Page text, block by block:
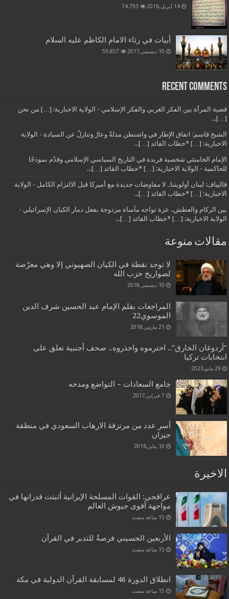
14 أبريل,2016 74,793
أبيات في رثاء الامام الكاظم عليه السلام
10 ديسمبر,2017 59,857
Recent Comments
قضية المرأة بين الفكر الغربي والفكر الإسلامي - الولاية الاخبارية: […] من نحن
[…]...
الشيخ قاسم: اتفاق الإطار في واشنطن مذلةٌ وعارٌ وتنازلٌ عن السيادة - الولاية
الاخبارية: […] *خطاب القائد […]...
الإمام الخامنئي شخصية فريدة في التاريخ السياسي الإسلامي وقدّم نموذجًا
للحاكمية - الولاية الاخبارية: […] *خطاب القائد […]...
قاليباف: لبنان أولويتنا.. لا مفاوضات جديدة مع أميركا قبل الالتزام الكامل - الولاية
الاخبارية: […] *خطاب القائد […]...
بين الركام والعطش.. غزة تواجه مأساة مزدوجة بفعل دمار الكيان الإسرائيلي -
الولاية الاخبارية: […] *خطاب القائد […]...
مقالات منوعة
لا توجد نقطة في الكيان الصهيوني إلا وهي معرّضة
لصواريخ حزب الله
10 ديسمبر,2018
المراجعات بقلم الإمام عبد الحسين شرف الدين
الموسوي22
21 مارس,2018
“أردوغان الخارق”.. احترموه واحذروه.. صحف أجنبية تعلق على
انتخابات تركيا
29 مايو,2023
جامع السعادات – التواضع ومدحه
7 فبراير,2017
أسر عدد من مرتزقة الارهاب السعودي في منطقة
جيزان
10 يناير,2016
الاخيرة
عراقجي: القوات المسلحة الإيرانية أثبتت قدراتها في
مواجهة أقوى جيوش العالم
الأربعين الحسيني فرصةٌ للتدبر في القرآن
انطلاق الدورة 46 لمسابقة القرآن الدولية في مكة